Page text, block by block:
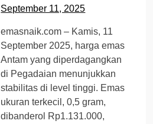
September 11, 2025
emasnaik.com – Kamis, 11
September 2025, harga emas
Antam yang diperdagangkan
di Pegadaian menunjukkan
stabilitas di level tinggi. Emas
ukuran terkecil, 0,5 gram,
dibanderol Rp1.131.000,